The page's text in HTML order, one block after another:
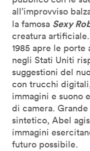
all’improvviso
la famosa Sexy
creatura
1985 apre le
negli Stati Uniti
suggestioni del
con trucchi
immagini e suono
di camera.
sintetico, Abel
immagini
futuro possibile.